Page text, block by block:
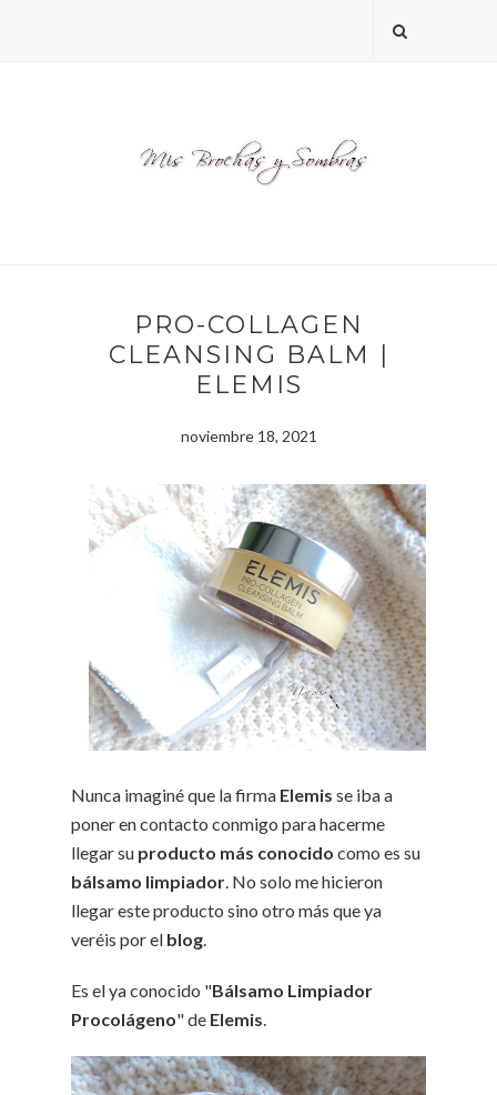
PRO-COLLAGEN
CLEANSING BALM |
ELEMIS
noviembre 18, 2021
Nunca imaginé que la firma Elemis se iba a
poner en contacto conmigo para hacerme
llegar su producto más conocido como es su
bálsamo limpiador. No solo me hicieron
llegar este producto sino otro más que ya
veréis por el blog.
Es el ya conocido "Bálsamo Limpiador
Procolágeno" de Elemis.